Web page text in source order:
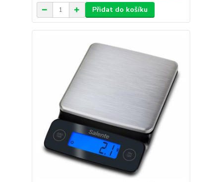
Přidat do košíku